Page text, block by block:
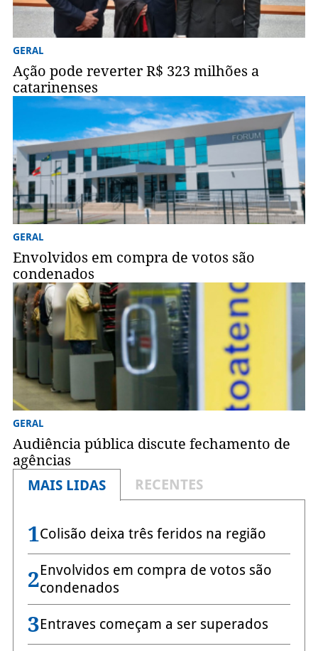
GERAL
Ação pode reverter R$ 323 milhões a
catarinenses
GERAL
Envolvidos em compra de votos são
condenados
GERAL
Audiência pública discute fechamento de
agências
MAIS LIDAS
RECENTES
1Colisão deixa três feridos na região
2Envolvidos em compra de votos são
condenados
3Entraves começam a ser superados